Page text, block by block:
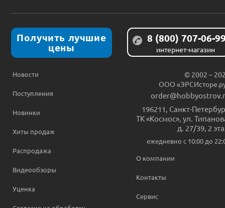
Получить лучшие
цены
8 (800) 707-06-
интернет-магазин
Новости
Поступления
Новинки
Хиты продаж
Распродажа
Видеообзоры
Уценка
© 2002 –
ООО
196211 Санкт-
ТК «Космос», ул.
д. 27/39, 2
ежедневно c 10:00 до
О компании
Контакты
Сервис